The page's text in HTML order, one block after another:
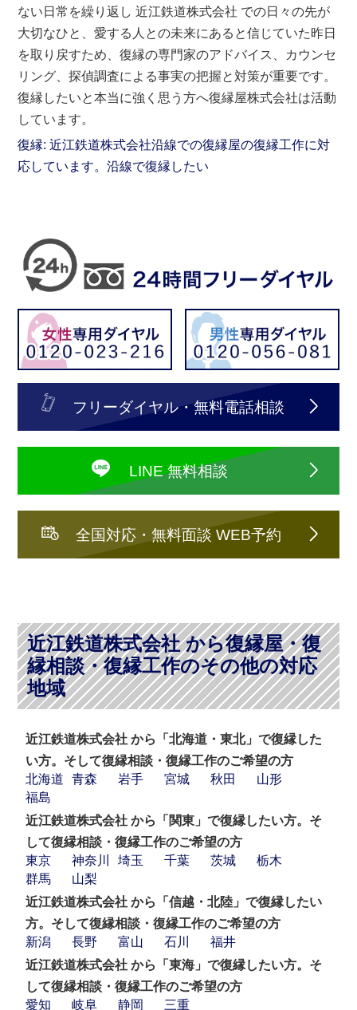
ない日常を繰り返し 近江鉄道株式会社 での日々の先が
大切なひと、愛する人との未来にあると信じていた昨日
を取り戻すため、復縁の専門家のアドバイス、カウンセ
リング、探偵調査による事実の把握と対策が重要です。
復縁したいと本当に強く思う方へ復縁屋株式会社は活動
しています。
復縁: 近江鉄道株式会社沿線での復縁屋の復縁工作に対
応しています。沿線で復縁したい
フリーダイヤル・無料電話相談
LINE 無料相談
全国対応・無料面談 WEB予約
近江鉄道株式会社 から復縁屋・復
縁相談・復縁工作のその他の対応
地域
近江鉄道株式会社 から「北海道・東北」で復縁した
い方。そして復縁相談・復縁工作のご希望の方
北海道
青森 岩手 宮城 秋田
山形
福島
近江鉄道株式会社 から「関東」で復縁したい方。そ
して復縁相談・復縁工作のご希望の方
東京
神奈川 埼玉 千葉 茨城
栃木
群馬
山梨
近江鉄道株式会社 から「信越・北陸」で復縁したい
方。そして復縁相談・復縁工作のご希望の方
新潟
長野 富山 石川
福井
近江鉄道株式会社 から「東海」で復縁したい方。そ
して復縁相談・復縁工作のご希望の方
愛知
岐阜 静岡 三重